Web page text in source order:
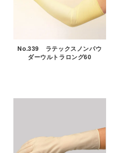
No.339 ラテックスノンパウ
ダーウルトラロング60